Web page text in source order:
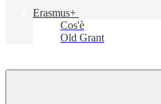
Erasmus+
Cos'è
Old Grant